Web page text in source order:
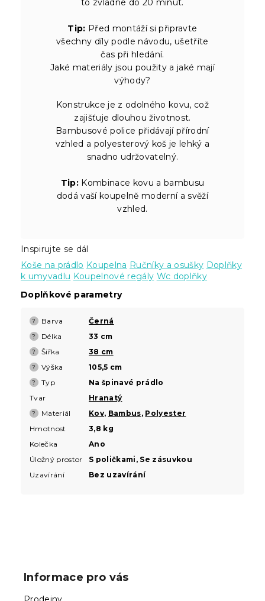
to zvládne do 20 minut.
Tip: Před montáží si připravte
všechny díly podle návodu, ušetříte
čas při hledání.
Jaké materiály jsou použity a jaké mají
výhody?
Konstrukce je z odolného kovu, což
zajišťuje dlouhou životnost.
Bambusové police přidávají přírodní
vzhled a polyesterový koš je lehký a
snadno udržovatelný.
Tip: Kombinace kovu a bambusu
dodá vaší koupelně moderní a svěží
vzhled.
Inspirujte se dál
Koše na prádlo Koupelna Ručníky a osušky Doplňky
k umyvadlu Koupelnové regály Wc doplňky
Doplňkové parametry
? Barva Černá
? Délka 33 cm
? Šířka 38 cm
? Výška 105,5 cm
? Typ
Na špinavé prádlo
Tvar
Hranatý
? Materiál Kov, Bambus, Polyester
Hmotnost
3,8 kg
Kolečka
Ano
Úložný prostor
S poličkami, Se zásuvkou
Uzavírání
Bez uzavírání
Informace pro vás